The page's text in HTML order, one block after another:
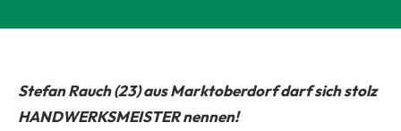
Stefan Rauch (23) aus Marktoberdorf darf sich stolz
HANDWERKSMEISTER nennen!